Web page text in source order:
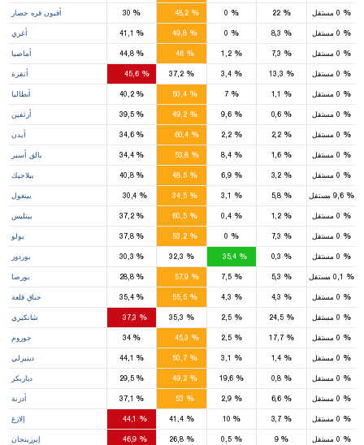
أفيون قره حصار % % % %
22 % مستقل
أغري % %
49,8 % % % مستقل
أماصيا %
44,8 %
46 %
1,2 % % مستقل
أنقرة %
45,6 %
37,2 %
3,4 % % مستقل
أنطاليا %
40,2 %
50,4 %
7 % % مستقل
أرتفين %
39,5 %
49,2 %
9,6 % % مستقل
أيدن %
34,6 % %
2,2 % % مستقل
بالق أسير %
34,4 % %
8,4 % % مستقل
بيلاجيك %
40,8 %
48,5 %
6,9 % % مستقل
بينغول % %
34,5 % % %
9,6 مستقل
بيتليس %
37,2 %
60,5 %
0,4 % % مستقل
بولو %
37,8 %
53,2 % % % مستقل
بوردور % % % % % مستقل
بورصا %
28,8 % %
7,5 % % مستقل
جناق قلعة %
35,4 %
55,5 % % % مستقل
شانكيري % % %
2,5 %
24,5 % مستقل
جوروم %
34 % %
2,5 %
17,7 % مستقل
دينيزلي % %
50,7 % % % مستقل
دياربكر %
29,5 %
49,2 % % % مستقل
أدرنة % % %
2,9 % % مستقل
إلازغ % %
41,4 % % % مستقل
إيرزينجان % %
26,8 %
0,5 %
9 % مستقل